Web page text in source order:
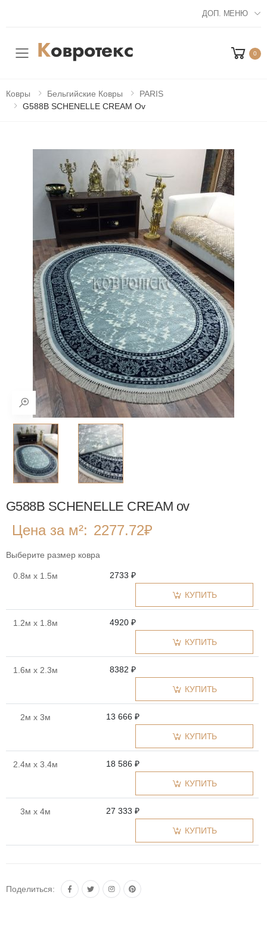
ДОП. МЕНЮ
Мобильное меню 0
Ковры Бельгийские Ковры
PARIS
G588B SCHENELLE CREAM Ov
G588B SCHENELLE CREAM ov
Цена за м²: 2277.72₽
Выберите размер ковра
0.8м x 1.5м 2733 ₽
КУПИТЬ
1.2м x 1.8м 4920 ₽
КУПИТЬ
1.6м x 2.3м 8382 ₽
КУПИТЬ
2м x 3м 13 666 ₽
КУПИТЬ
2.4м x 3.4м 18 586 ₽
КУПИТЬ
3м x 4м 27 333 ₽
КУПИТЬ
Поделиться: